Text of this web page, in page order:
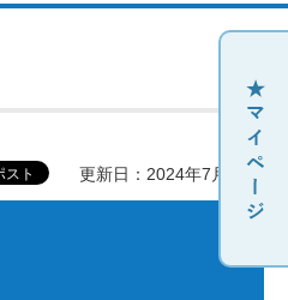
更新日：2024年7月31日